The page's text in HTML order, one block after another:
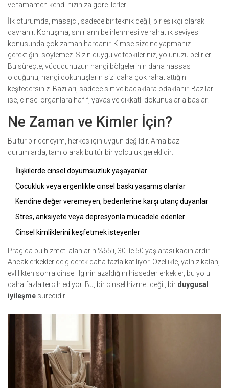
ve tamamen kendi hızınıza göre ilerler.
İlk oturumda, masajcı, sadece bir teknik değil, bir eşlikçi olarak
davranır. Konuşma, sınırların belirlenmesi ve rahatlık seviyesi
konusunda çok zaman harcanır. Kimse size ne yapmanız
gerektiğini söylemez. Sizin duygu ve tepkileriniz, yolunuzu belirler.
Bu süreçte, vücudunuzun hangi bölgelerinin daha hassas
olduğunu, hangi dokunuşların sizi daha çok rahatlattığını
keşfedersiniz. Bazıları, sadece sırt ve bacaklara odaklanır. Bazıları
ise, cinsel organlara hafif, yavaş ve dikkatli dokunuşlarla başlar.
Ne Zaman ve Kimler İçin?
Bu tür bir deneyim, herkes için uygun değildir. Ama bazı
durumlarda, tam olarak bu tür bir yolculuk gereklidir:
İlişkilerde cinsel doyumsuzluk yaşayanlar
Çocukluk veya ergenlikte cinsel baskı yaşamış olanlar
Kendine değer veremeyen, bedenlerine karşı utanç duyanlar
Stres, anksiyete veya depresyonla mücadele edenler
Cinsel kimliklerini keşfetmek isteyenler
Prag’da bu hizmeti alanların %65’i, 30 ile 50 yaş arası kadınlardır.
Ancak erkekler de giderek daha fazla katılıyor. Özellikle, yalnız kalan,
evlilikten sonra cinsel ilginin azaldığını hisseden erkekler, bu yolu
daha fazla tercih ediyor. Bu, bir cinsel hizmet değil, bir duygusal
iyileşme sürecidir.